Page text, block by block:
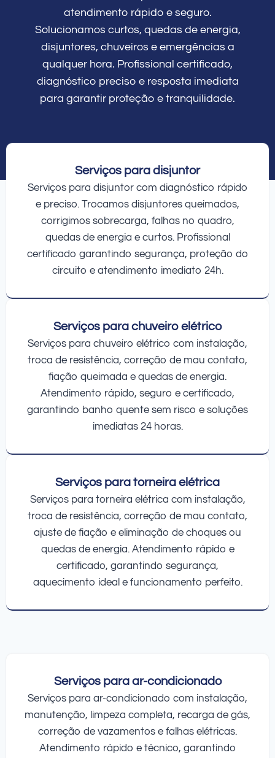
atendimento rápido e seguro.
Solucionamos curtos, quedas de energia,
disjuntores, chuveiros e emergências a
qualquer hora. Profissional certificado,
diagnóstico preciso e resposta imediata
para garantir proteção e tranquilidade.
Serviços para disjuntor
Serviços para disjuntor com diagnóstico rápido
e preciso. Trocamos disjuntores queimados,
corrigimos sobrecarga, falhas no quadro,
quedas de energia e curtos. Profissional
certificado garantindo segurança, proteção do
circuito e atendimento imediato 24h.
Serviços para chuveiro elétrico
Serviços para chuveiro elétrico com instalação,
troca de resistência, correção de mau contato,
fiação queimada e quedas de energia.
Atendimento rápido, seguro e certificado,
garantindo banho quente sem risco e soluções
imediatas 24 horas.
Serviços para torneira elétrica
Serviços para torneira elétrica com instalação,
troca de resistência, correção de mau contato,
ajuste de fiação e eliminação de choques ou
quedas de energia. Atendimento rápido e
certificado, garantindo segurança,
aquecimento ideal e funcionamento perfeito.
Serviços para ar-condicionado
Serviços para ar-condicionado com instalação,
manutenção, limpeza completa, recarga de gás,
correção de vazamentos e falhas elétricas.
Atendimento rápido e técnico, garantindo